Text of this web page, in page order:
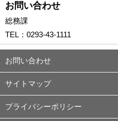
お問い合わせ
総務課
TEL： 0293-43-1111
お問い合わせ
サイトマップ
プライバシーポリシー